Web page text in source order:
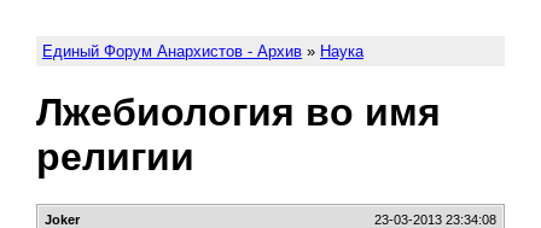
Единый Форум Анархистов - Архив » Наука
Лжебиология во имя
религии
Joker 23-03-2013 23:34:08